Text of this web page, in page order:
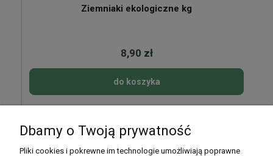
Ziemniaki ekologiczne kg
8,90 zł
do koszyka
Dbamy o Twoją prywatność
Pliki cookies i pokrewne im technologie umożliwiają poprawne